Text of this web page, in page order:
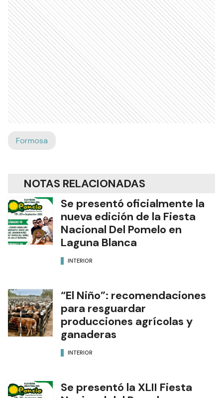
Formosa
NOTAS RELACIONADAS
Se presentó oficialmente la
nueva edición de la Fiesta
Nacional Del Pomelo en
Laguna Blanca
INTERIOR
“El Niño”: recomendaciones
para resguardar
producciones agrícolas y
ganaderas
INTERIOR
Se presentó la XLII Fiesta